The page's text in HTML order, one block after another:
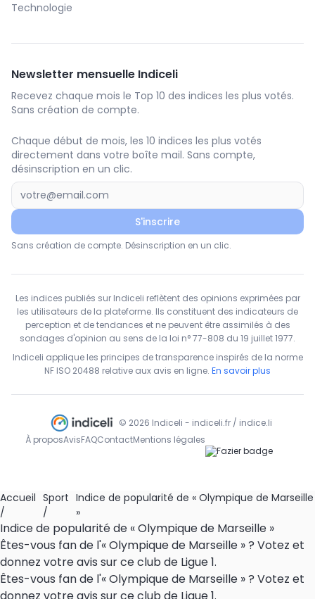
Technologie
Newsletter mensuelle Indiceli
Recevez chaque mois le Top 10 des indices les plus votés.
Sans création de compte.
Chaque début de mois, les 10 indices les plus votés
directement dans votre boîte mail. Sans compte,
désinscription en un clic.
S'inscrire
Sans création de compte. Désinscription en un clic.
Les indices publiés sur Indiceli reflètent des opinions exprimées par
les utilisateurs de la plateforme. Ils constituent des indicateurs de
perception et de tendances et ne peuvent être assimilés à des
sondages d'opinion au sens de la loi n° 77-808 du 19 juillet 1977.
Indiceli applique les principes de transparence inspirés de la norme
NF ISO 20488 relative aux avis en ligne. En savoir plus
© 2026 Indiceli - indiceli.fr / indice.li
À proposAvisFAQContactMentions légales
Accueil
/
Sport
/
Indice de popularité de « Olympique de Marseille
»
Indice de popularité de « Olympique de Marseille »
Êtes-vous fan de l'« Olympique de Marseille » ? Votez et
donnez votre avis sur ce club de Ligue 1.
Êtes-vous fan de l'« Olympique de Marseille » ? Votez et